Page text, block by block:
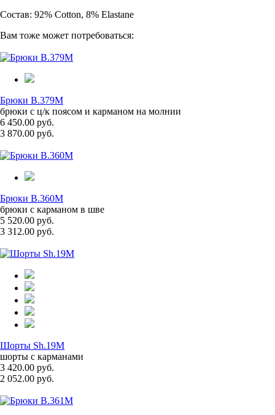
Состав: 92% Cotton, 8% Elastane
Вам тоже может потребоваться:
Брюки B.379M
брюки с ц/к поясом и карманом на молнии
6 450.00 руб.
3 870.00 руб.
Брюки B.360M
брюки с карманом в шве
5 520.00 руб.
3 312.00 руб.
Шорты Sh.19M
шорты с карманами
3 420.00 руб.
2 052.00 руб.